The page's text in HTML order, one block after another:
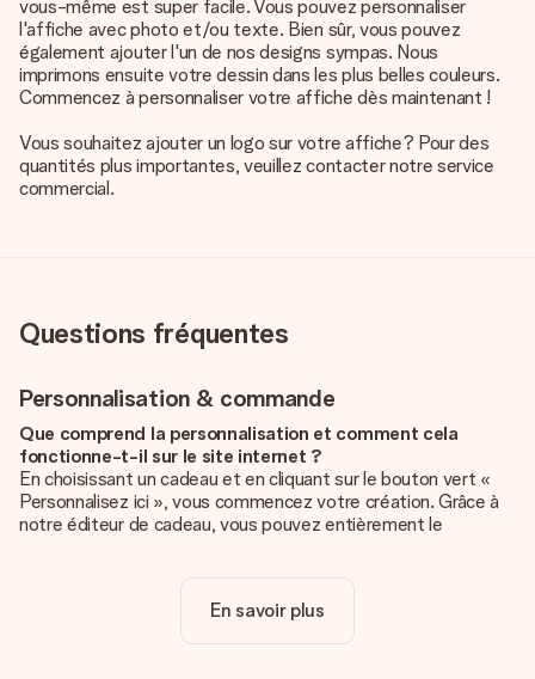
vous-même est super facile. Vous pouvez personnaliser
l'affiche avec photo et/ou texte. Bien sûr, vous pouvez
également ajouter l'un de nos designs sympas. Nous
imprimons ensuite votre dessin dans les plus belles couleurs.
Commencez à personnaliser votre affiche dès maintenant !
Vous souhaitez ajouter un logo sur votre affiche? Pour des
quantités plus importantes, veuillez contacter notre service
commercial.
Questions fréquentes
Personnalisation & commande
Que comprend la personnalisation et comment cela
fonctionne-t-il sur le site internet ?
En choisissant un cadeau et en cliquant sur le bouton vert «
Personnalisez ici », vous commencez votre création. Grâce à
notre éditeur de cadeau, vous pouvez entièrement le
unique pour ajouter une touche finale à votre cadeau.
La personnalisation est-elle comprise dans le prix ?
En savoir plus